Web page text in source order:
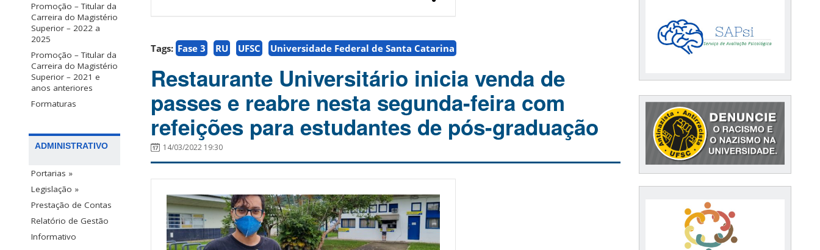
Promoção – Titular da
Carreira do Magistério
Superior – 2022 a
2025
Promoção – Titular da
Carreira do Magistério
Superior – 2021 e
anos anteriores
Formaturas
ADMINISTRATIVO
Portarias »
Legislação »
Prestação de Contas
Relatório de Gestão
Informativo
Tags: Fase 3 RU UFSC Universidade Federal de Santa Catarina
Restaurante Universitário inicia venda de
passes e reabre nesta segunda-feira com
refeições para estudantes de pós-graduação
14/03/2022 19:30